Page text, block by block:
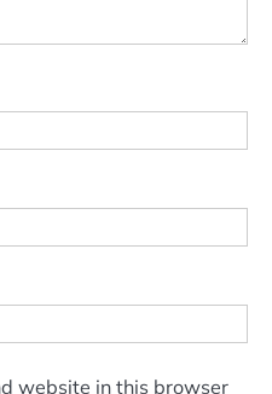
website in this browser